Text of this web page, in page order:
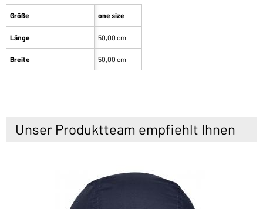
Größe
Länge
Breite
one size
50,00 cm
50,00 cm
Unser Produktteam empfiehlt Ihnen